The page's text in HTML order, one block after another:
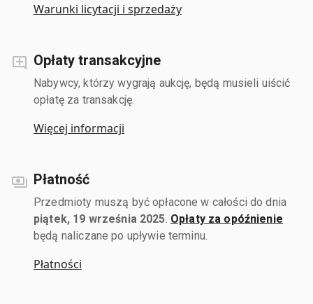
Warunki licytacji i sprzedaży
Opłaty transakcyjne
Nabywcy, którzy wygrają aukcję, będą musieli uiścić
opłatę za transakcję.
Więcej informacji
Płatność
Przedmioty muszą być opłacone w całości do dnia
piątek, 19 września 2025 Opłaty za opóźnienie
będą naliczane po upływie terminu.
Płatności